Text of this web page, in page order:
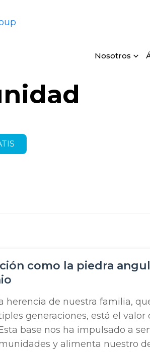
Nosotros
como la piedra
herencia de nuestra familia,
generaciones, está el valor
base nos ha impulsado a
y alimenta nuestro